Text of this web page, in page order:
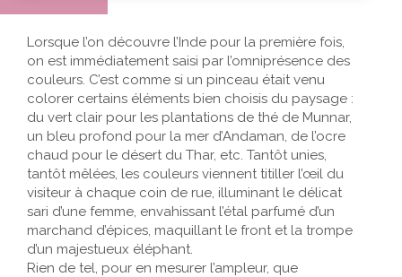
Lorsque l’on découvre l’Inde pour la première fois,
on est immédiatement saisi par l’omniprésence des
couleurs. C’est comme si un pinceau était venu
colorer certains éléments bien choisis du paysage :
du vert clair pour les plantations de thé de Munnar,
un bleu profond pour la mer d’Andaman, de l’ocre
chaud pour le désert du Thar, etc. Tantôt unies,
tantôt mêlées, les couleurs viennent titiller l’œil du
visiteur à chaque coin de rue, illuminant le délicat
sari d’une femme, envahissant l’étal parfumé d’un
marchand d’épices, maquillant le front et la trompe
d’un majestueux éléphant.
Rien de tel, pour en mesurer l’ampleur, que